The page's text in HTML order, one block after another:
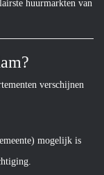
huurmarkten van
verschijnen
mogelijk is